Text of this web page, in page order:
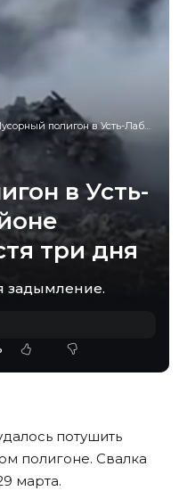
полигон в Усть-Лабинском районе потушили спустя три дня
в Усть-
три дня
задымление.
потушить
полигоне. Свалка
марта.